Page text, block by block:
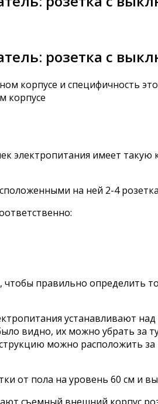
розетка с
электропитания имеет такую
на ней 2-4
правильно определить
устанавливают
видно, их можно убрать за
можно расположить
от пола на уровень 60 см и